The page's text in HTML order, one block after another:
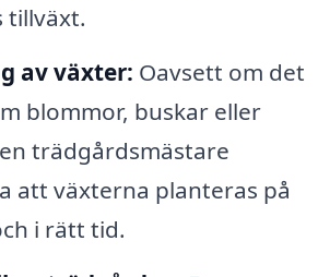
tillväxt.
av växter: Oavsett om det
blommor, buskar eller
trädgårdsmästare
att växterna planteras på
i rätt tid.